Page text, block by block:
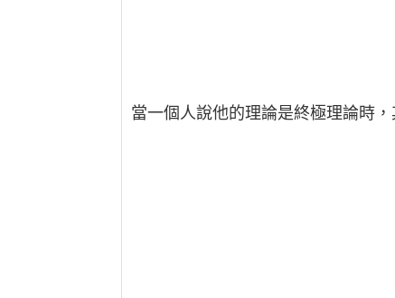
當一個人說他的理論是終極理論時